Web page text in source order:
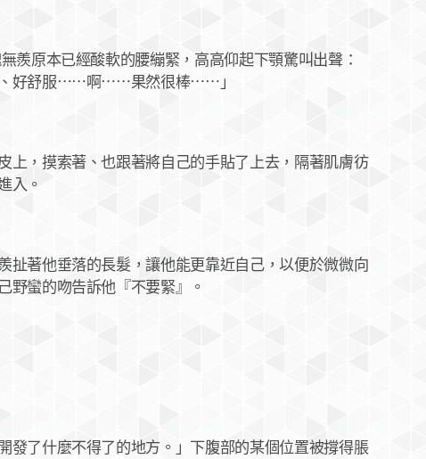
原本已經酸軟的腰繃緊，高高仰起下顎驚叫出聲：
好舒服⋯⋯啊⋯⋯果然很棒⋯⋯」
，摸索著、也跟著將自己的手貼了上去，隔著肌膚彷
入。
著他垂落的長髮，讓他能更靠近自己，以便於微微向
野蠻的吻告訴他『不要緊』。
了什麼不得了的地方。」下腹部的某個位置被撐得脹